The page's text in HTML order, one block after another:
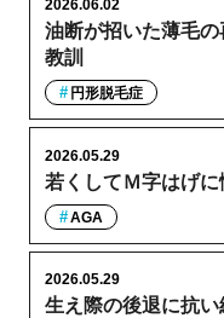
油断が招いた薄毛
教訓
2026.06.02
円形脱毛症
若くしてＭ字はげ
2026.05.29
AGA
生え際の後退に抗
2026.05.29